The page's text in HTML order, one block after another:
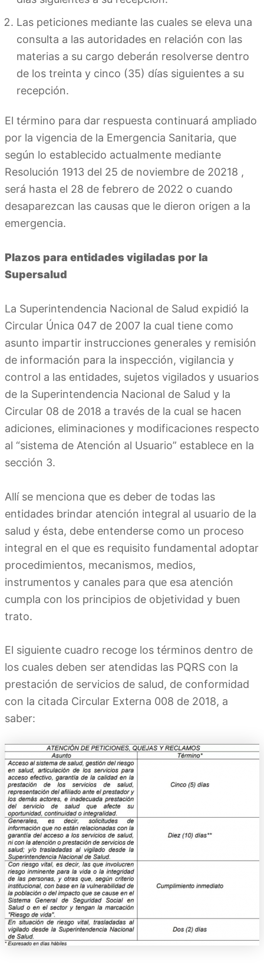
Las peticiones mediante las cuales se eleva una
consulta a las autoridades en relación con las
materias a su cargo deberán resolverse dentro
de los treinta y cinco (35) días siguientes a su
recepción.
El término para dar respuesta continuará ampliado
por la vigencia de la Emergencia Sanitaria, que
según lo establecido actualmente mediante
Resolución 1913 del 25 de noviembre de 20218 ,
será hasta el 28 de febrero de 2022 o cuando
desaparezcan las causas que le dieron origen a la
emergencia.
Plazos para entidades vigiladas por la
Supersalud
La Superintendencia Nacional de Salud expidió la
Circular Única 047 de 2007 la cual tiene como
asunto impartir instrucciones generales y remisión
de información para la inspección, vigilancia y
control a las entidades, sujetos vigilados y usuarios
de la Superintendencia Nacional de Salud y la
Circular 08 de 2018 a través de la cual se hacen
adiciones, eliminaciones y modificaciones respecto
al “sistema de Atención al Usuario” establece en la
sección 3.
Allí se menciona que es deber de todas las
entidades brindar atención integral al usuario de la
salud y ésta, debe entenderse como un proceso
integral en el que es requisito fundamental adoptar
procedimientos, mecanismos, medios,
instrumentos y canales para que esa atención
cumpla con los principios de objetividad y buen
trato.
El siguiente cuadro recoge los términos dentro de
los cuales deben ser atendidas las PQRS con la
prestación de servicios de salud, de conformidad
con la citada Circular Externa 008 de 2018, a
saber: